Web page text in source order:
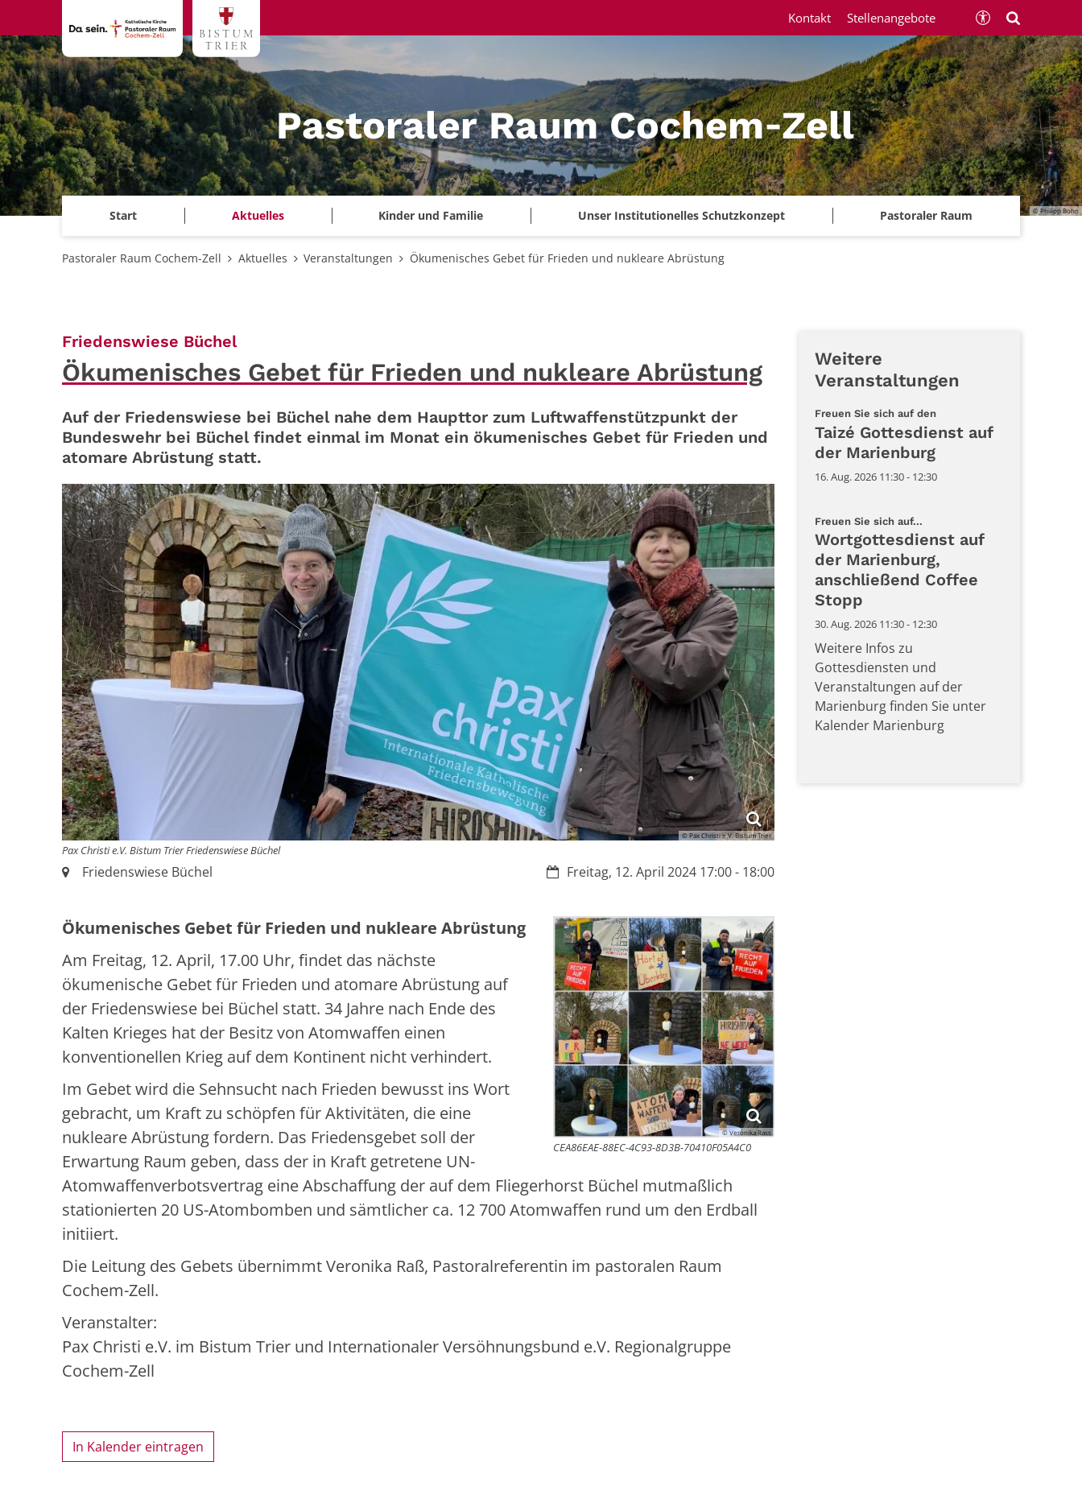
© Philipp Bohn
Pastoraler Raum Cochem‑Zell
Start Aktuelles Kinder und Familie Unser Institutionelles Schutzkonzept Pastoraler Raum
Kontakt Stellenangebote
Pastoraler Raum Cochem-Zell Aktuelles Veranstaltungen Ökumenisches Gebet für Frieden und nukleare Abrüstung
Friedenswiese Büchel:
Ökumenisches Gebet für Frieden und nukleare Abrüstung
Auf der Friedenswiese bei Büchel nahe dem Haupttor zum Luftwaffenstützpunkt der
Bundeswehr bei Büchel findet einmal im Monat ein ökumenisches Gebet für Frieden und
atomare Abrüstung statt.
© Pax Christi e.V. Bistum Trier
Pax Christi e.V. Bistum Trier Friedenswiese Büchel
Datum:Freitag, 12. April 2024 17:00 - 18:00
Ort:Friedenswiese Büchel
© Veronika Rass
CEA86EAE-88EC-4C93-8D3B-70410F05A4C0
Ökumenisches Gebet für Frieden und nukleare Abrüstung
Am Freitag, 12. April, 17.00 Uhr, findet das nächste
ökumenische Gebet für Frieden und atomare Abrüstung auf
der Friedenswiese bei Büchel statt. 34 Jahre nach Ende des
Kalten Krieges hat der Besitz von Atomwaffen einen
konventionellen Krieg auf dem Kontinent nicht verhindert.
Im Gebet wird die Sehnsucht nach Frieden bewusst ins Wort
gebracht, um Kraft zu schöpfen für Aktivitäten, die eine
nukleare Abrüstung fordern. Das Friedensgebet soll der
Erwartung Raum geben, dass der in Kraft getretene UN-
Atomwaffenverbotsvertrag eine Abschaffung der auf dem Fliegerhorst Büchel mutmaßlich
stationierten 20 US-Atombomben und sämtlicher ca. 12 700 Atomwaffen rund um den Erdball
initiiert.
Die Leitung des Gebets übernimmt Veronika Raß, Pastoralreferentin im pastoralen Raum
Cochem-Zell.
Veranstalter:
Pax Christi e.V. im Bistum Trier und Internationaler Versöhnungsbund e.V. Regionalgruppe
Cochem-Zell
In Kalender eintragen
Weitere
Veranstaltungen
Freuen Sie sich auf den:
Taizé Gottesdienst auf
der Marienburg
16. Aug. 2026 11:30 - 12:30
Freuen Sie sich auf...
Wortgottesdienst auf
der Marienburg,
anschließend Coffee
Stopp
30. Aug. 2026 11:30 - 12:30
Weitere Infos zu
Gottesdiensten und
Veranstaltungen auf der
Marienburg finden Sie unter
Kalender Marienburg